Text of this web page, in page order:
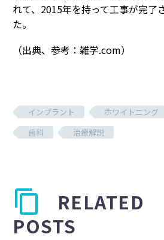
れて、2015年を持って工事が完了
た。
（出典、参考：雑学.com）
インプラント ホワイトニング
歯科
治療解説
RELATED
POSTS